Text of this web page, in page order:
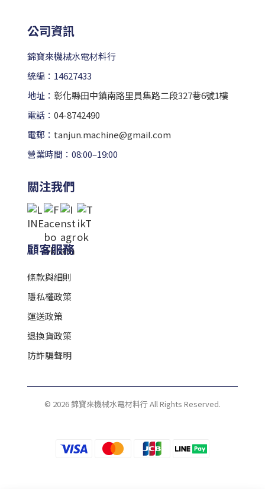
公司資訊
錦寶來機械水電材料行
統編：14627433
地址： 彰化縣田中鎮南路里員集路二段327巷6號1樓
電話： 04-8742490
電郵： tanjun.machine@gmail.com
營業時間：08:00–19:00
關注我們
顧客服務
條款與細則
隱私權政策
運送政策
退換貨政策
防詐騙聲明
© 2026 錦寶來機械水電材料行 All Rights Reserved.